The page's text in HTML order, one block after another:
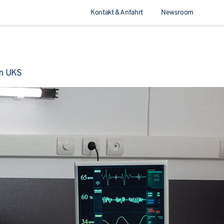
Kontakt & Anfahrt Newsroom
UKS